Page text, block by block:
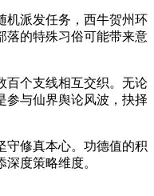
机派发任务，西牛贺州环
落的特殊习俗可能带来意
百个支线相互交织。无论
参与仙界舆论风波，抉择
守修真本心。功德值的积
度策略维度。